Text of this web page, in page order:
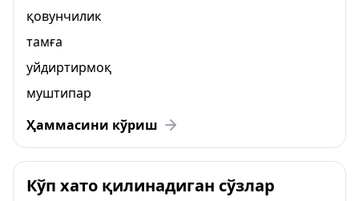
қовунчилик
тамға
уйдиртирмоқ
муштипар
Ҳаммасини кўриш
Кўп хато қилинадиган сўзлар